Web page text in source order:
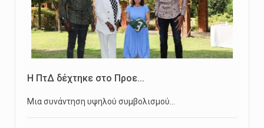
Η ΠτΔ δέχτηκε στο Προε...
Μια συνάντηση υψηλού συμβολισμού…